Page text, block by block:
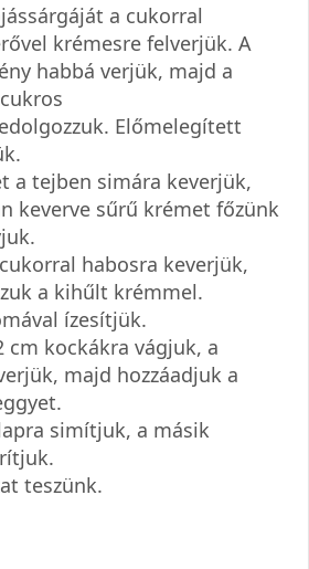
a cukorral
krémesre felverjük. A
habbá verjük, majd a
Előmelegített
a tejben simára keverjük,
keverve sűrű krémet főzünk
habosra keverjük,
a kihűlt krémmel.
ízesítjük.
kockákra vágjuk, a
majd hozzáadjuk a
simítjuk, a másik
teszünk.